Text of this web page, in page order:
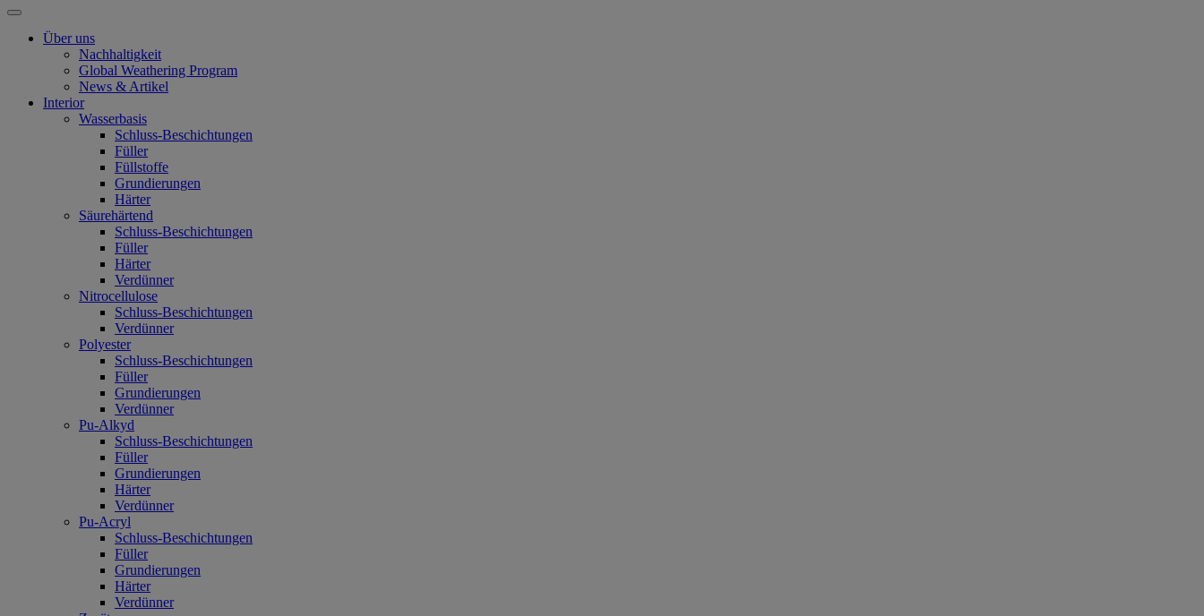
Über uns
Nachhaltigkeit
Global Weathering Program
News & Artikel
Interior
Wasserbasis
Schluss-Beschichtungen
Füller
Füllstoffe
Grundierungen
Härter
Säurehärtend
Schluss-Beschichtungen
Füller
Härter
Verdünner
Nitrocellulose
Schluss-Beschichtungen
Verdünner
Polyester
Schluss-Beschichtungen
Füller
Grundierungen
Verdünner
Pu-Alkyd
Schluss-Beschichtungen
Füller
Grundierungen
Härter
Verdünner
Pu-Acryl
Schluss-Beschichtungen
Füller
Grundierungen
Härter
Verdünner